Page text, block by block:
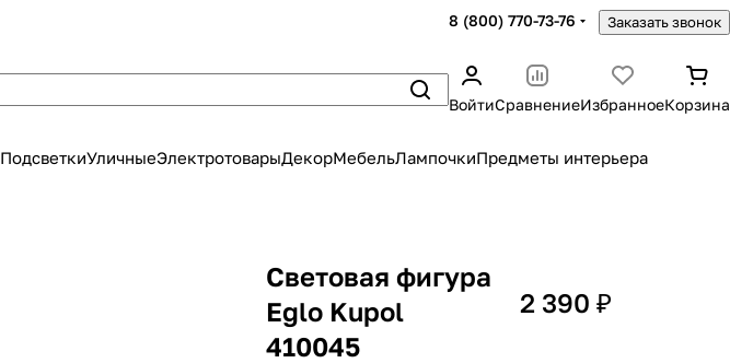
8 (800) 770-73-76 Заказать звонок
ВойтиСравнениеИзбранноеКорзина
ПодсветкиУличныеЭлектротоварыДекорМебельЛампочкиПредметы интерьера
Световая фигура
Eglo Kupol
410045
2 390 ₽